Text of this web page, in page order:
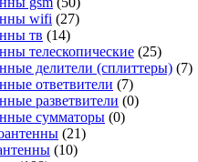
wifi (27)
тв (14)
телескопические (25)
делители (сплиттеры) (7)
ответвители (7)
разветвители (0)
сумматоры (0)
(21)
(10)